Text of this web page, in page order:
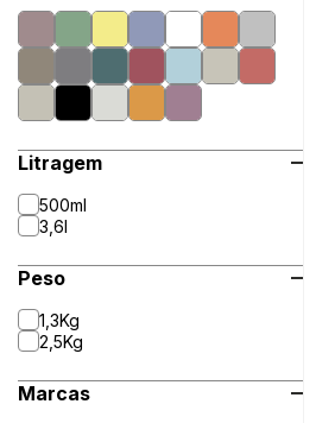
Litragem
500ml
3,6l
Peso
1,3Kg
2,5Kg
Marcas